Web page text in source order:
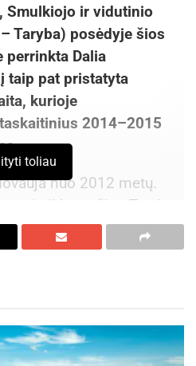
Smulkiojo ir vidutinio
Taryba) posėdyje šios
Dalia
taip pat pristatyta
kurioje
2014–2015
nuo 2012 metų.
ji buvo šios Tarybos
dirba Alytuje
verslo kooperacijos
visuomeninėje
verslininkų
Alytaus iniciatyvų
toliau